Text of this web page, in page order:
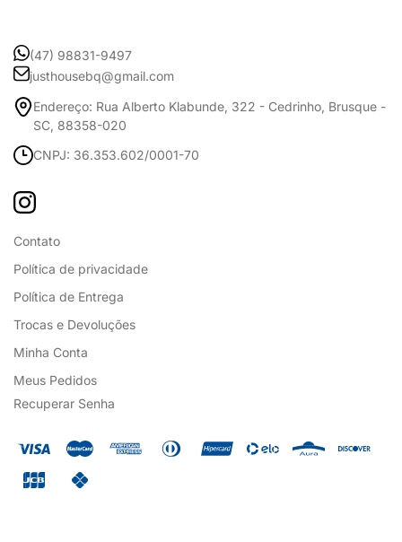
(47) 98831-9497
justhousebq@gmail.com
Endereço: Rua Alberto Klabunde, 322 - Cedrinho, Brusque -
SC, 88358-020
CNPJ: 36.353.602/0001-70
Contato
Política de privacidade
Política de Entrega
Trocas e Devoluções
Minha Conta
Meus Pedidos
Recuperar Senha